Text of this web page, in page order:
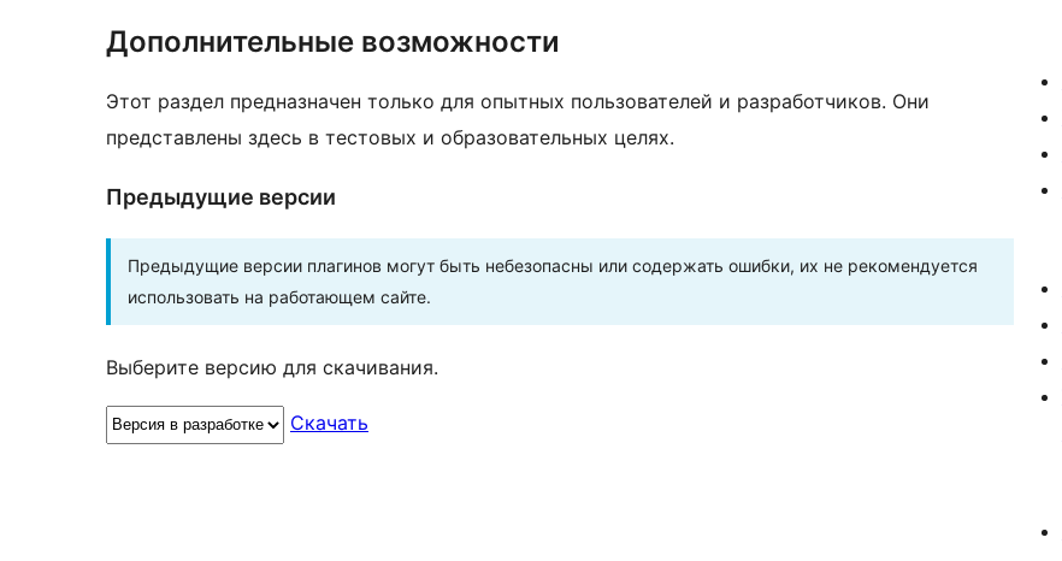
Дополнительные возможности
Этот раздел предназначен только для опытных пользователей и разработчиков. Они
представлены здесь в тестовых и образовательных целях.
Предыдущие версии
Предыдущие версии плагинов могут быть небезопасны или содержать ошибки, их не рекомендуется
использовать на работающем сайте.
Выберите версию для скачивания.
Скачать